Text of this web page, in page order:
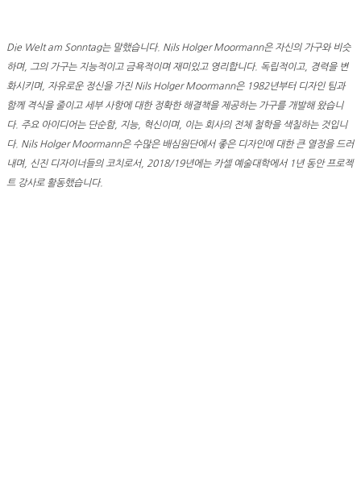
Die Welt am Sonntag는 말했습니다. Nils Holger Moormann은 자신의 가구와 비슷
하며, 그의 가구는 지능적이고 금욕적이며 재미있고 영리합니다. 독립적이고, 경력을 변
화시키며, 자유로운 정신을 가진 Nils Holger Moormann은 1982년부터 디자인 팀과
함께 격식을 줄이고 세부 사항에 대한 정확한 해결책을 제공하는 가구를 개발해 왔습니
다. 주요 아이디어는 단순함, 지능, 혁신이며, 이는 회사의 전체 철학을 색칠하는 것입니
다. Nils Holger Moormann은 수많은 배심원단에서 좋은 디자인에 대한 큰 열정을 드러
내며, 신진 디자이너들의 코치로서, 2018/19년에는 카셀 예술대학에서 1년 동안 프로젝
트 강사로 활동했습니다.